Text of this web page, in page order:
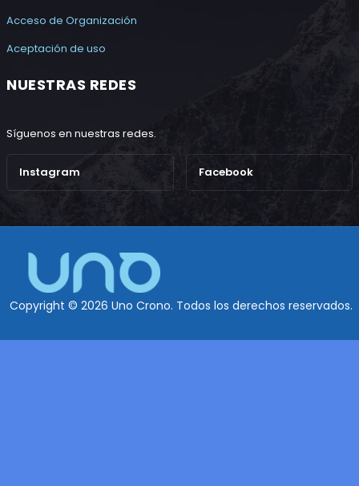
Acceso de Organización
Aceptación de uso
NUESTRAS REDES
Síguenos en nuestras redes.
Instagram Facebook
Copyright © 2026 Uno Crono. Todos los derechos reservados.